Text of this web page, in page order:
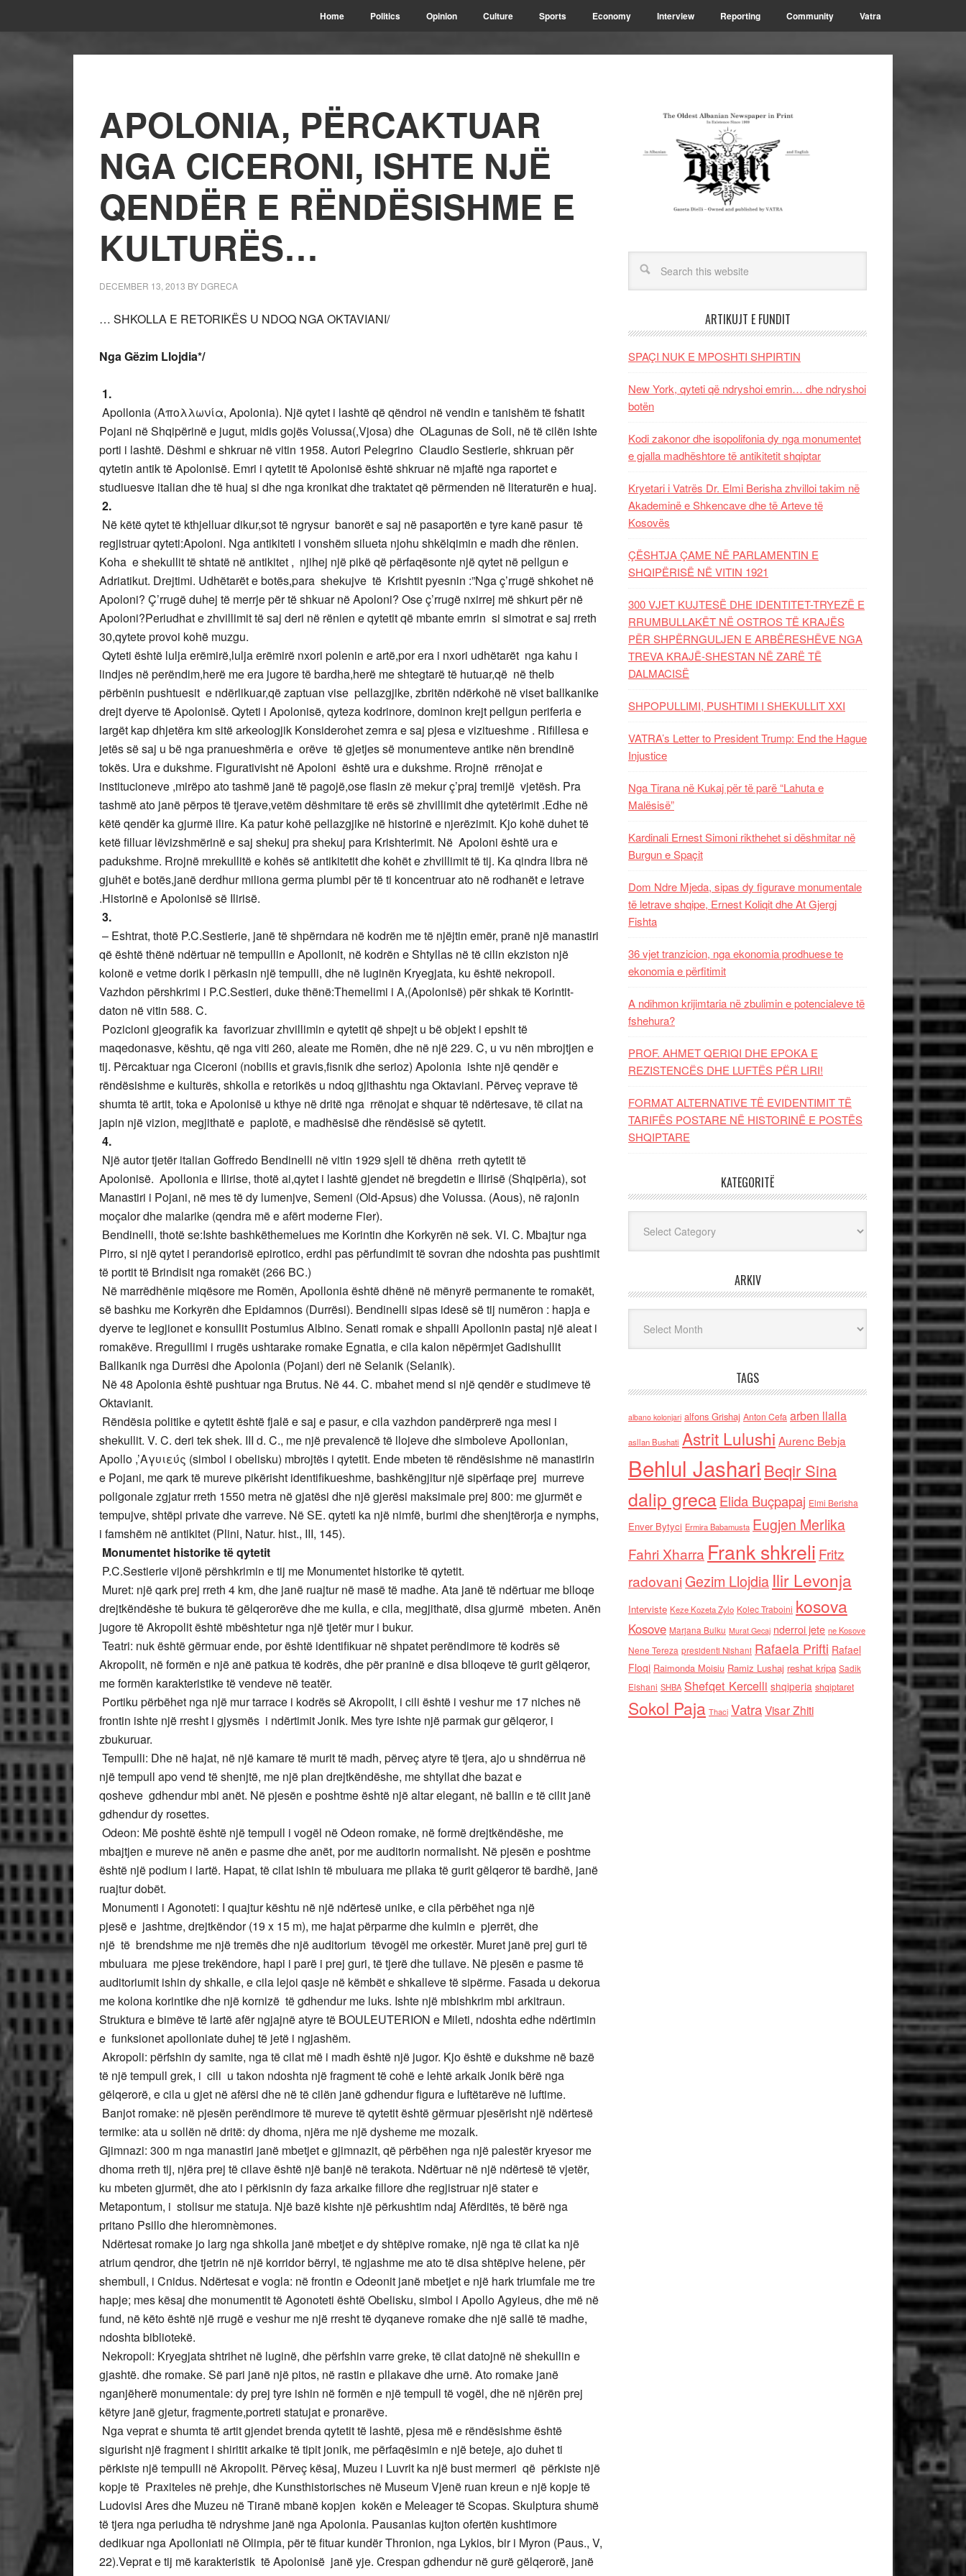
Home Politics Opinion Culture Sports Economy Interview Reporting Community Vatra
APOLONIA, PËRCAKTUAR
NGA CICERONI, ISHTE NJË
QENDËR E RËNDËSISHME E
KULTURËS…
DECEMBER 13, 2013 BY DGRECA
… SHKOLLA E RETORIKËS U NDOQ NGA OKTAVIANI/
Nga Gëzim Llojdia*/
1.
Apollonia (Απολλωνία, Apolonia). Një qytet i lashtë që qëndroi në vendin e tanishëm të fshatit
Pojani në Shqipërinë e jugut, midis gojës Voiussa(,Vjosa) dhe OLagunas de Soli, në të cilën ishte
porti i lashtë. Dëshmi e shkruar në vitin 1958. Autori Pelegrino Claudio Sestierie, shkruan për
qytetin antik të Apolonisë. Emri i qytetit të Apolonisë është shkruar në mjaftë nga raportet e
studiuesve italian dhe të huaj si dhe nga kronikat dhe traktatet që përmenden në literaturën e huaj.
2.
Në këtë qytet të kthjelluar dikur,sot të ngrysur banorët e saj në pasaportën e tyre kanë pasur të
regjistruar qyteti:Apoloni. Nga antikiteti i vonshëm silueta njohu shkëlqimin e madh dhe rënien.
Koha e shekullit të shtatë në antikitet , njihej një pikë që përfaqësonte një qytet në pellgun e
Adriatikut. Drejtimi. Udhëtarët e botës,para shekujve të Krishtit pyesnin :”Nga ç’rrugë shkohet në
Apoloni? Ç’rrugë duhej të merrje për të shkuar në Apoloni? Ose ç’rrugë nxirrej më shkurt për në
Apoloni?Periudhat e zhvillimit të saj deri në rënien e qytetit që mbante emrin si simotrat e saj rreth
30,qytete provoi kohë muzgu.
Qyteti është lulja erëmirë,lulja erëmirë nxori polenin e artë,por era i nxori udhëtarët nga kahu i
lindjes në perëndim,herë me era jugore të bardha,herë me shtegtarë të hutuar,që në thelb
përbënin pushtuesit e ndërlikuar,që zaptuan vise pellazgjike, zbritën ndërkohë në viset ballkanike
drejt dyerve të Apolonisë. Qyteti i Apolonisë, qyteza kodrinore, dominon krejt pellgun periferia e
largët kap dhjetëra km sitë arkeologjik Konsiderohet zemra e saj pjesa e vizitueshme . Rifillesa e
jetës së saj u bë nga pranueshmëria e orëve të gjetjes së monumenteve antike nën brendinë
tokës. Ura e dukshme. Figurativisht në Apoloni është ura e dukshme. Rrojnë rrënojat e
institucioneve ,mirëpo ato tashmë janë të pagojë,ose flasin zë mekur ç’praj tremijë vjetësh. Pra
tashmë ato janë përpos të tjerave,vetëm dëshmitare të erës së zhvillimit dhe qytetërimit .Edhe në
këtë qendër ka gjurmë ilire. Ka patur kohë pellazgjike në historinë e njerëzimit. Kjo kohë duhet të
ketë filluar lëvizshmërinë e saj shekuj pra shekuj para Krishterimit. Në Apoloni është ura e
padukshme. Rrojnë mrekullitë e kohës së antikitetit dhe kohët e zhvillimit të tij. Ka qindra libra në
gjuhët e botës,janë derdhur miliona germa plumbi për të ti koncentruar ato në rodhanët e letrave
.Historinë e Apolonisë së Ilirisë.
3.
– Eshtrat, thotë P.C.Sestierie, janë të shpërndara në kodrën me të njëjtin emër, pranë një manastiri
që është thënë ndërtuar në tempullin e Apollonit, në kodrën e Shtyllas në të cilin ekziston një
kolonë e vetme dorik i përkasin një tempulli, dhe në luginën Kryegjata, ku është nekropoil.
Vazhdon përshkrimi i P.C.Sestieri, duke thënë:Themelimi i A,(Apolonisë) për shkak të Korintit-
daton në vitin 588. C.
Pozicioni gjeografik ka favorizuar zhvillimin e qytetit që shpejt u bë objekt i epshit të
maqedonasve, kështu, që nga viti 260, aleate me Romën, dhe në një 229. C, u vu nën mbrojtjen e
tij. Përcaktuar nga Ciceroni (nobilis et gravis,fisnik dhe serioz) Apolonia ishte një qendër e
rëndësishme e kulturës, shkolla e retorikës u ndoq gjithashtu nga Oktaviani. Përveç veprave të
shumta të artit, toka e Apolonisë u kthye në dritë nga rrënojat e shquar të ndërtesave, të cilat na
japin një vizion, megjithatë e paplotë, e madhësisë dhe rëndësisë së qytetit.
4.
Një autor tjetër italian Goffredo Bendinelli në vitin 1929 sjell të dhëna rreth qytetit të
Apolonisë. Apollonia e Ilirise, thotë ai,qytet i lashtë gjendet në bregdetin e Ilirisë (Shqipëria), sot
Manastiri i Pojani, në mes të dy lumenjve, Semeni (Old-Apsus) dhe Voiussa. (Aous), në rajonin
moçalor dhe malarike (qendra më e afërt moderne Fier).
Bendinelli, thotë se:Ishte bashkëthemelues me Korintin dhe Korkyrën në sek. VI. C. Mbajtur nga
Pirro, si një qytet i perandorisë epirotico, erdhi pas përfundimit të sovran dhe ndoshta pas pushtimit
të portit të Brindisit nga romakët (266 BC.)
Në ​​marrëdhënie miqësore me Romën, Apollonia është dhënë në mënyrë permanente te romakët,
së bashku me Korkyrën dhe Epidamnos (Durrësi). Bendinelli sipas idesë së tij numëron : hapja e
dyerve te legjionet e konsullit Postumius Albino. Senati romak e shpalli Apollonin pastaj një aleat i
romakëve. Rregullimi i rrugës ushtarake romake Egnatia, e cila kalon nëpërmjet Gadishullit
Ballkanik nga Durrësi dhe Apolonia (Pojani) deri në Selanik (Selanik).
Në 48 Apolonia është pushtuar nga Brutus. Në 44. C. mbahet mend si një qendër e studimeve të
Oktavianit.
Rëndësia politike e qytetit është fjalë e saj e pasur, e cila vazhdon pandërprerë nga mesi i
shekullit. V. C. deri tek shek. III d. C., me një prevalencë të llojeve dhe simboleve Apollonian,
Apollo ,’Αγυιεύς (simbol i obelisku) mbrojtës i qytetit. Ende mbeten të rëndësishme në manastirin
e Pojani, me qark të mureve pikërisht identifikueshme, bashkëngjitur një sipërfaqe prej murreve
poligonale zgjatur rreth 1550 metra në gjatësi dhe një gjerësi maksimale prej 800: me gjurmët e
tempujve, shtëpi private dhe varreve. Në SE. qyteti ka një nimfë, burimi dhe shenjtërorja e nymphs,
i famshëm në antikitet (Plini, Natur. hist., III, 145).
Monumentet historike të qytetit
P.C.Sestierie vijonë përshkrimin e tij me Monumentet historike të qytetit.
Muret: një qark prej rreth 4 km, dhe janë ruajtur në masë të madhe. Ata janë të ndërtuar me blloqe
drejtkëndëshe të bukura të gëlqerorëve dhe me kulla, e cila, megjithatë, disa gjurmë mbeten. Anën
jugore të Akropolit është mbështetur nga një tjetër mur i bukur.
Teatri: nuk është gërmuar ende, por është identifikuar në shpatet perëndimore të kodrës së
Akropolit, në formën e një anë patkua të kodrës, dhe për praninë e disa blloqeve të gurit gëlqeror,
me formën karakteristike të vendeve në teatër.
Portiku përbëhet nga një mur tarrace i kodrës së Akropolit, i cili është i veshur me 17 niches në
frontin ishte një rresht i gjysmës i ndërtimit Jonik. Mes tyre ishte një parmak gur gëlqeror, i
zbukuruar.
Tempulli: Dhe në hajat, në një kamare të murit të madh, përveç atyre të tjera, ajo u shndërrua në
një tempull apo vend të shenjtë, me një plan drejtkëndëshe, me shtyllat dhe bazat e
qosheve gdhendur mbi anët. Në pjesën e poshtme është një altar elegant, në ballin e të cilit janë
gdhendur dy rosettes.
Odeon: Më poshtë është një tempull i vogël në Odeon romake, në formë drejtkëndëshe, me
mbajtjen e mureve në anën e pasme dhe anët, por me auditorin normalisht. Në pjesën e poshtme
është një podium i lartë. Hapat, të cilat ishin të mbuluara me pllaka të gurit gëlqeror të bardhë, janë
ruajtur dobët.
Monumenti i Agonoteti: I quajtur kështu në një ndërtesë unike, e cila përbëhet nga një
pjesë e jashtme, drejtkëndor (19 x 15 m), me hajat përparme dhe kulmin e pjerrët, dhe
një të brendshme me një tremës dhe një auditorium tëvogël me orkestër. Muret janë prej guri të
mbuluara me pjese trekëndore, hapi i parë i prej guri, të tjerë dhe tullave. Në pjesën e pasme të
auditoriumit ishin dy shkalle, e cila lejoi qasje në këmbët e shkalleve të sipërme. Fasada u dekorua
me kolona korintike dhe një kornizë të gdhendur me luks. Ishte një mbishkrim mbi arkitraun.
Struktura e bimëve të lartë afër ngjajnë atyre të BOULEUTERION e Mileti, ndoshta edhe ndërtimin
e funksionet apolloniate duhej të jetë i ngjashëm.
Akropoli: përfshin dy samite, nga të cilat më i madh është një jugor. Kjo është e dukshme në bazë
të një tempull grek, i cili u takon ndoshta një fragment të cohë e lehtë arkaik Jonik bërë nga
gëlqerorë, e cila u gjet në afërsi dhe në të cilën janë gdhendur figura e luftëtarëve në luftime.
Banjot romake: në pjesën perëndimore të mureve të qytetit është gërmuar pjesërisht një ndërtesë
termike: ata u sollën në dritë: dy dhoma, njëra me një dysheme me mozaik.
Gjimnazi: 300 m nga manastiri janë mbetjet e gjimnazit, që përbëhen nga një palestër kryesor me
dhoma rreth tij, njëra prej të cilave është një banjë në terakota. Ndërtuar në një ndërtesë të vjetër,
ku mbeten gjurmët, dhe ato i përkisnin dy faza arkaike fillore dhe regjistruar një stater e
Metapontum, i stolisur me statuja. Një bazë kishte një përkushtim ndaj Afërditës, të bërë nga
pritano Psillo dhe hieromnèmones.
Ndërtesat romake jo larg nga shkolla janë mbetjet e dy shtëpive romake, një nga të cilat ka një
atrium qendror, dhe tjetrin në një korridor bërryl, të ngjashme me ato të disa shtëpive helene, për
shembull, i Cnidus. Ndërtesat e vogla: në frontin e Odeonit janë mbetjet e një hark triumfale me tre
hapje; mes kësaj dhe monumentit të Agonoteti është Obelisku, simbol i Apollo Agyieus, dhe më në
fund, në këto është një rrugë e veshur me një rresht të dyqaneve romake dhe një sallë të madhe,
ndoshta bibliotekë.
Nekropoli: Kryegjata shtrihet në luginë, dhe përfshin varre greke, të cilat datojnë në shekullin e
gjashtë. dhe romake. Së pari janë një pitos, në rastin e pllakave dhe urnë. Ato romake janë
nganjëherë monumentale: dy prej tyre ishin në formën e një tempull të vogël, dhe në njërën prej
këtyre janë gjetur, fragmente,portreti statujat e pronarëve.
Nga veprat e shumta të artit gjendet brenda qytetit të lashtë, pjesa më e rëndësishme është
sigurisht një fragment i shiritit arkaike të tipit jonik, me përfaqësimin e një beteje, ajo duhet ti
përkiste një tempulli në Akropolit. Përveç kësaj, Muzeu i Luvrit ka një bust mermeri që përkiste një
kopje të Praxiteles në prehje, dhe Kunsthistorisches në Museum Vjenë ruan kreun e një kopje të
Ludovisi Ares dhe Muzeu në Tiranë mbanë kopjen kokën e Meleager të Scopas. Skulptura shumë
të tjera nga periudha të ndryshme janë nga Apolonia. Pausanias kujton ofertën kushtimore
dedikuar nga Apolloniati në Olimpia, për të fituar kundër Thronion, nga Lykios, bir i Myron (Paus., V,
22).Veprat e tij më karakteristik të Apolonisë janë yje. Crespan gdhendur në gurë gëlqerorë, janë
ARTIKUJT E FUNDIT
SPAÇI NUK E MPOSHTI SHPIRTIN
New York, qyteti që ndryshoi emrin… dhe ndryshoi
botën
Kodi zakonor dhe isopolifonia dy nga monumentet
e gjalla madhështore të antikitetit shqiptar
Kryetari i Vatrës Dr. Elmi Berisha zhvilloi takim në
Akademinë e Shkencave dhe të Arteve të
Kosovës
ÇËSHTJA ÇAME NË PARLAMENTIN E
SHQIPËRISË NË VITIN 1921
300 VJET KUJTESË DHE IDENTITET-TRYEZË E
RRUMBULLAKËT NË OSTROS TË KRAJËS
PËR SHPËRNGULJEN E ARBËRESHËVE NGA
TREVA KRAJË-SHESTAN NË ZARË TË
DALMACISË
SHPOPULLIMI, PUSHTIMI I SHEKULLIT XXI
VATRA’s Letter to President Trump: End the Hague
Injustice
Nga Tirana në Kukaj për të parë “Lahuta e
Malësisë”
Kardinali Ernest Simoni rikthehet si dëshmitar në
Burgun e Spaçit
Dom Ndre Mjeda, sipas dy figurave monumentale
të letrave shqipe, Ernest Koliqit dhe At Gjergj
Fishta
36 vjet tranzicion, nga ekonomia prodhuese te
ekonomia e përfitimit
A ndihmon krijimtaria në zbulimin e potencialeve të
fshehura?
PROF. AHMET QERIQI DHE EPOKA E
REZISTENCЁS DHE LUFTЁS PЁR LIRI!
FORMAT ALTERNATIVE TË EVIDENTIMIT TË
TARIFËS POSTARE NË HISTORINË E POSTËS
SHQIPTARE
KATEGORITË
ARKIV
TAGS
albano kolonjari alfons Grishaj Anton Cefa arben llalla
asllan Bushati Astrit Lulushi Aurenc Bebja
Behlul Jashari Beqir Sina
dalip grecaElida Buçpapaj Elmi Berisha
Enver Bytyci Ermira Babamusta Eugjen Merlika
Fahri Xharra Frank shkreli Fritz
radovaniGezim Llojdia Ilir Levonja
Interviste Keze Kozeta Zylo Kolec Traboini kosova
Kosove Marjana Bulku Murat Gecaj nderroi jete ne Kosove
Nene Tereza presidenti Nishani Rafaela Prifti Rafael
Floqi Raimonda Moisiu Ramiz Lushaj reshat kripa Sadik
Elshani SHBA Shefqet Kercelli shqiperia shqiptaret
Sokol Paja Thaci VatraVisar Zhiti